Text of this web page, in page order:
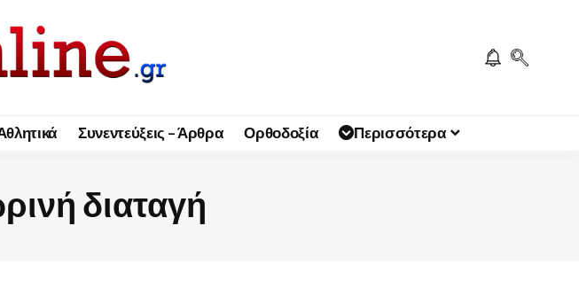
Συνεντεύξεις – Άρθρα Ορθοδοξία Περισσότερα
διαταγή